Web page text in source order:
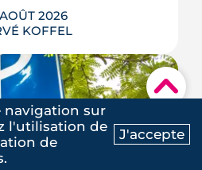
Contactez-nous
▾
2026
KOFFEL
la Roseraie, un
réorganise les
de Toulouse
les buttes de terre
navigation sur
l'utilisation de
de
J'accepte